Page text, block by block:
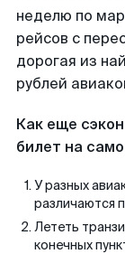
неделю по
рейсов с
дорогая из
рублей
Как еще
билет на
У разных
различаются
Лететь
конечных